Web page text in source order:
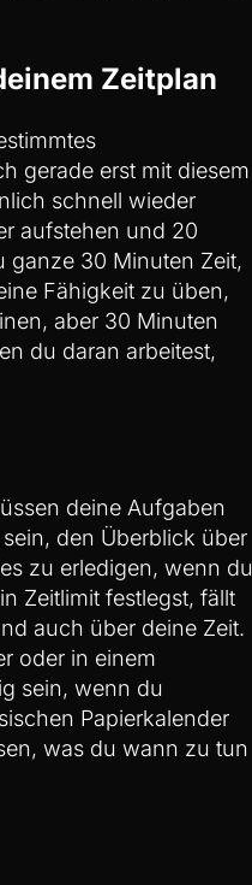
Zeitplan
gerade erst mit diesem
schnell wieder
aufstehen und 20
ganze 30 Minuten Zeit,
Fähigkeit zu üben,
aber 30 Minuten
du daran arbeitest,
deine Aufgaben
den Überblick über
zu erledigen, wenn du
Zeitlimit festlegst, fällt
auch über deine Zeit.
oder in einem
sein, wenn du
Papierkalender
was du wann zu tun